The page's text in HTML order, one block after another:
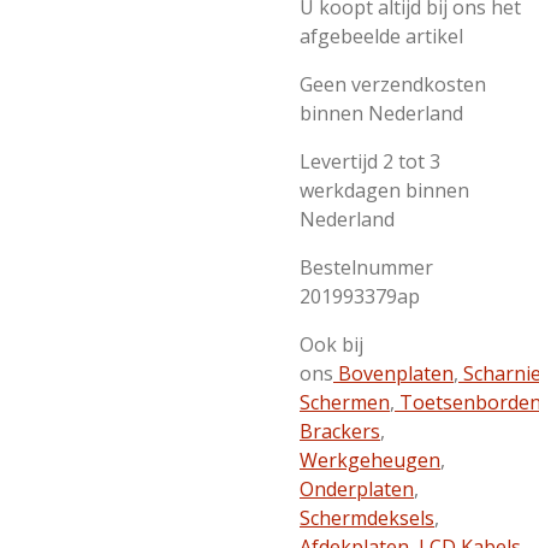
U koopt altijd bij ons het
afgebeelde artikel
Geen verzendkosten
binnen Nederland
Levertijd 2 tot 3
werkdagen binnen
Nederland
Bestelnummer
201993379ap
Ook bij
ons Bovenplaten,
Schermen,
Brackers,
Werkgeheugen,
Onderplaten,
Schermdeksels,